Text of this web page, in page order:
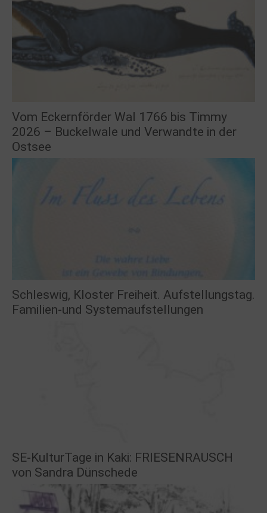
Vom Eckernförder Wal 1766 bis Timmy
2026 – Buckelwale und Verwandte in der
Ostsee
Schleswig, Kloster Freiheit. Aufstellungstag.
Familien-und Systemaufstellungen
SE-KulturTage in Kaki: FRIESENRAUSCH
von Sandra Dünschede